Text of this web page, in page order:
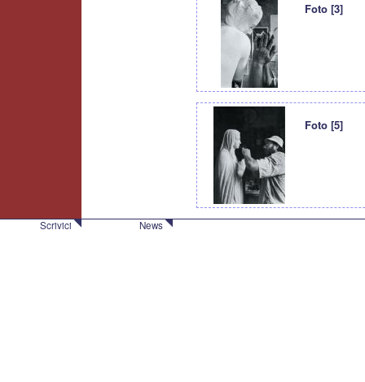
Foto [3]
Foto [5]
Scrivici News